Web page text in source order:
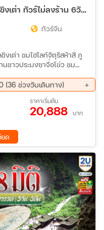
ทัวร์จีน ซุปตาร์...โรแมนติกแลนด์ชิงเต่า ทัวร์ไม่ลงร้าน 6วัน 4คืน (VZ)
ทัวร์จีน
รัสห้าสี่ ภู
าวประมงซาจื่อโข่ว ชม
ด”
(36 ช่วงวันเดินทาง)
29 ก.ย. 69 - 04 ต.ค. 69
13 ต.ค. 69 - 18 ต.ค. 69
27 ต.ค. 69 - 01 พ.ย. 69
10 พ.ย. 69 - 15 พ.ย. 69
24 พ.ย. 69 - 29 พ.ย. 69
08 ธ.ค. 69 - 13 ธ.ค. 69
22 ธ.ค. 69 - 27 ธ.ค. 69
05 ม.ค. 70 - 10 ม.ค. 70
19 ม.ค. 70 - 24 ม.ค. 70
02 ก.พ. 70 - 07 ก.พ. 70
16 ก.พ. 70 - 21 ก.พ. 70
02 มี.ค 70 - 07 มี.ค 70
16 มี.ค 70 - 21 มี.ค 70
ราคาเริ่มต้น
20,888 บาท
ยด